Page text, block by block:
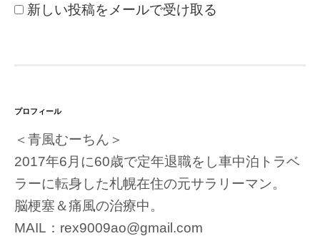
新しい投稿をメールで受け取る
プロフィール
＜青風むーちん＞
2017年6月に60歳で定年退職をし車中泊トラベ
ラーに転身した札幌在住の元サラリーマン。
脳梗塞＆痛風の治療中。
MAIL：rex9009ao@gmail.com